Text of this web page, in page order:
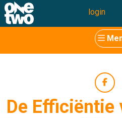
login
De Efficiëntie